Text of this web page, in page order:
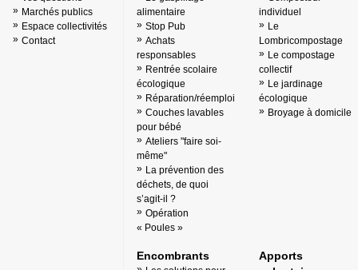
Marchés publics
Espace collectivités
Contact
alimentaire
Stop Pub
Achats
responsables
Rentrée scolaire
écologique
Réparation/réemploi
Couches lavables
pour bébé
Ateliers "faire soi-
même"
La prévention des
déchets, de quoi
s’agit-il ?
Opération
« Poules »
individuel
Le
Lombricompostage
Le compostage
collectif
Le jardinage
écologique
Broyage à domicile
Encombrants
Apports